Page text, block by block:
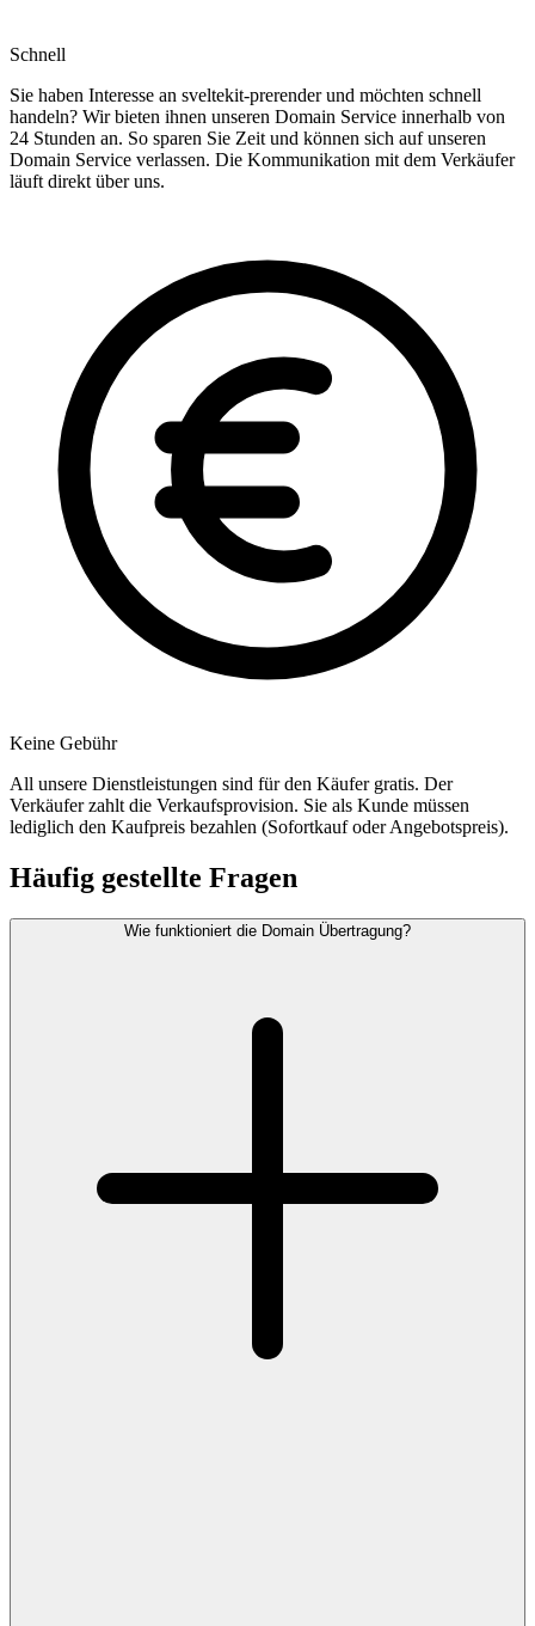
Schnell
Sie haben Interesse an sveltekit-prerender und möchten schnell
handeln? Wir bieten ihnen unseren Domain Service innerhalb von
24 Stunden an. So sparen Sie Zeit und können sich auf unseren
Domain Service verlassen. Die Kommunikation mit dem Verkäufer
läuft direkt über uns.
Keine Gebühr
All unsere Dienstleistungen sind für den Käufer gratis. Der
Verkäufer zahlt die Verkaufsprovision. Sie als Kunde müssen
lediglich den Kaufpreis bezahlen (Sofortkauf oder Angebotspreis).
Häufig gestellte Fragen
Wie funktioniert die Domain Übertragung?